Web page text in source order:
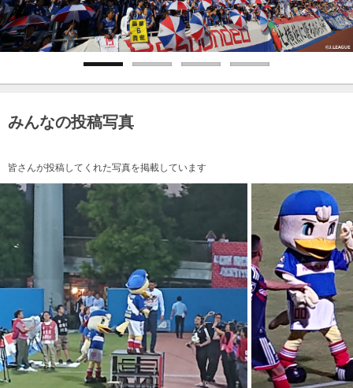
Previous Next
みんなの投稿写真
皆さんが投稿してくれた写真を掲載しています